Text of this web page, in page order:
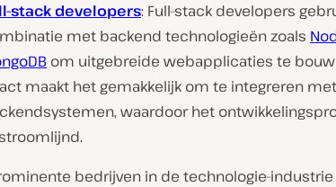
stack developers: Full-stack developers
met backend technologieën zoals
om uitgebreide webapplicaties te
maakt het gemakkelijk om te integreren
waardoor het
bedrijven in de technologie-industrie